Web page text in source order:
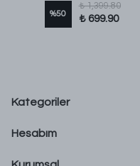
%50
₺ 1,399.80
₺ 699.90
Kategoriler
Hesabım